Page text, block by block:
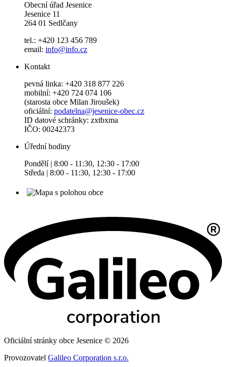
Obecní úřad Jesenice
Jesenice 11
264 01 Sedlčany
tel.: +420 123 456 789
email: info@info.cz
Kontakt
pevná linka: +420 318 877 226
mobilní: +420 724 074 106
(starosta obce Milan Jiroušek)
oficiální: podatelna@jesenice-obec.cz
ID datové schránky: zxtbxma
IČO: 00242373
Úřední hodiny
Pondělí | 8:00 - 11:30, 12:30 - 17:00
Středa | 8:00 - 11:30, 12:30 - 17:00
Oficiální stránky obce Jesenice © 2026
Provozovatel Galileo Corporation s.r.o.